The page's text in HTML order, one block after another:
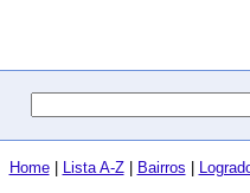
Home| Lista A-Z| Bairros